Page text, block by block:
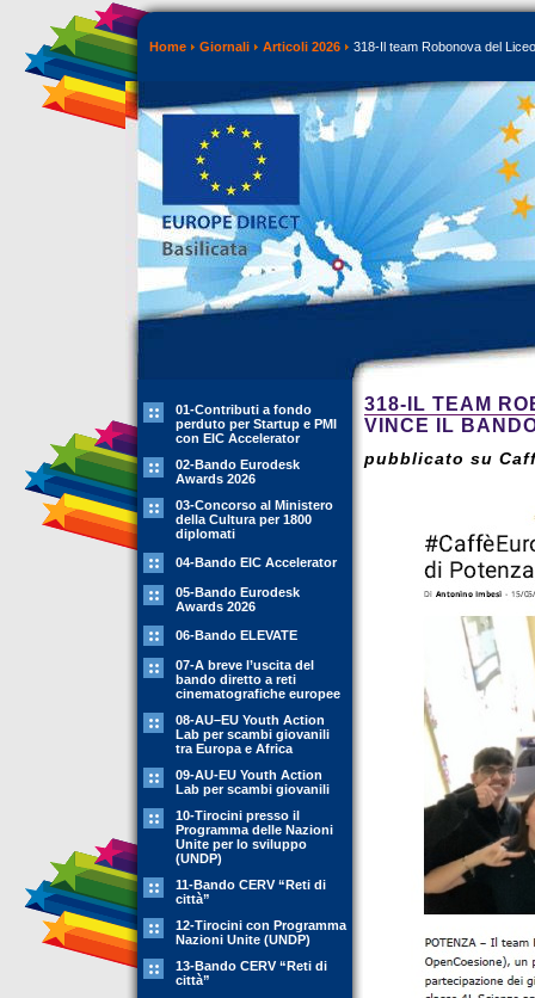
Home Giornali Articoli 2026 318-Il team Robonova del
01-Contributi a fondo
perduto per Startup e PMI
con EIC Accelerator
02-Bando Eurodesk
Awards 2026
03-Concorso al Ministero
della Cultura per 1800
diplomati
04-Bando EIC Accelerator
05-Bando Eurodesk
Awards 2026
06-Bando ELEVATE
07-A breve l’uscita del
bando diretto a reti
cinematografiche europee
08-AU–EU Youth Action
Lab per scambi giovanili
tra Europa e Africa
09-AU-EU Youth Action
Lab per scambi giovanili
10-Tirocini presso il
Programma delle Nazioni
Unite per lo sviluppo
(UNDP)
11-Bando CERV “Reti di
città”
12-Tirocini con Programma
Nazioni Unite (UNDP)
13-Bando CERV “Reti di
città”
318-IL TEAM
VINCE IL
pubblicato su